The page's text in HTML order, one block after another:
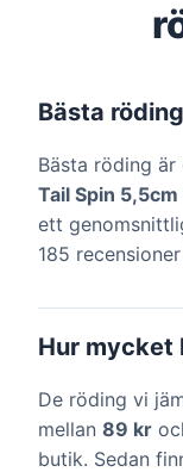
Bästa
Bästa röding
Tail Spin
ett
185
Hur mycket
De röding vi
mellan 89 kr
butik. Sedan